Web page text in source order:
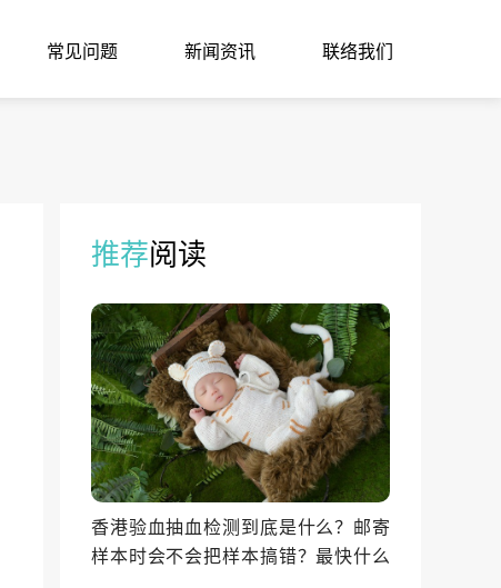
常见问题 新闻资讯 联络我们
推荐阅读
香港验血抽血检测到底是什么？邮寄
样本时会不会把样本搞错？最快什么